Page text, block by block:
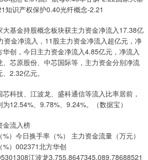
知识产权保护0.40光纤概念-2.21
大基金持股概念板块获主力资金净流入17.38亿
资金净流入，11股主力资金净流入超亿元，净
创，今日主力资金净流入4.85亿元，净流入
、芯原股份、中芯国际等，主力资金分别净流
2.32亿元。
科技、江波龙、盛科通信等流入比率居前，
12.54%、9.78%、9.24%。（数据宝）
金流入榜
）今日换手率（%） 主力资金流量（万元）
%）002371北方华创
江波龙3.755.8647345.089.78688521